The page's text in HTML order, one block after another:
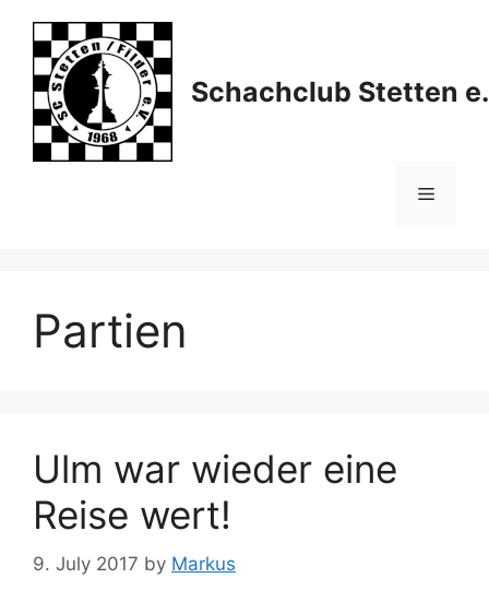
content
Schachclub Stetten
Menu
Partien
Ulm war wieder eine
Reise wert!
9. July 2017 by Markus